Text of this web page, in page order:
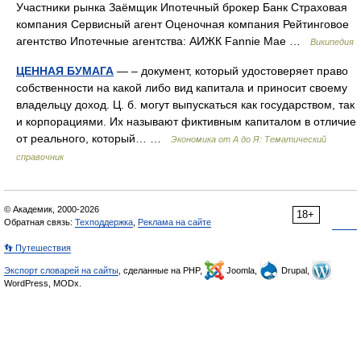
Участники рынка Заёмщик Ипотечный брокер Банк Страховая
компания Сервисный агент Оценочная компания Рейтинговое
агентство Ипотечные агентства: АИЖК Fannie Mae …
Википедия
ЦЕННАЯ БУМАГА — – документ, который удостоверяет право
собственности на какой либо вид капитала и приносит своему
владельцу доход. Ц. б. могут выпускаться как государством, так
и корпорациями. Их называют фиктивным капиталом в отличие
от реального, который… …
Экономика от А до Я: Тематический
справочник
18+
© Академик, 2000-2026
Обратная связь: Техподдержка Реклама на сайте
👣 Путешествия
Экспорт словарей на сайты , сделанные на PHP, Joomla,
Drupal,
WordPress, MODx.